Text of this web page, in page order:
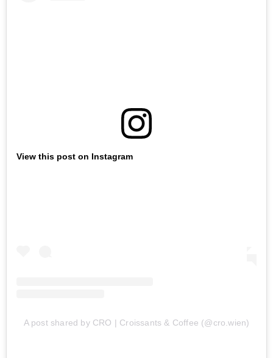
View this post on Instagram
A post shared by CRO | Croissants & Coffee (@cro.wien)